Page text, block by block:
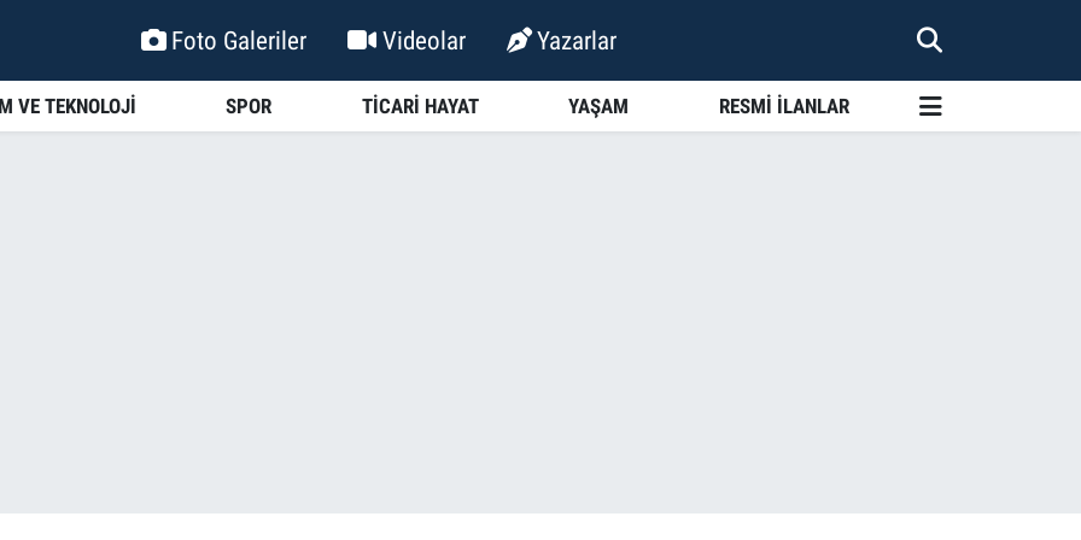
Foto Galeriler Videolar Yazarlar
VE TEKNOLOJİ SPOR TİCARİ HAYAT YAŞAM RESMİ İLANLAR